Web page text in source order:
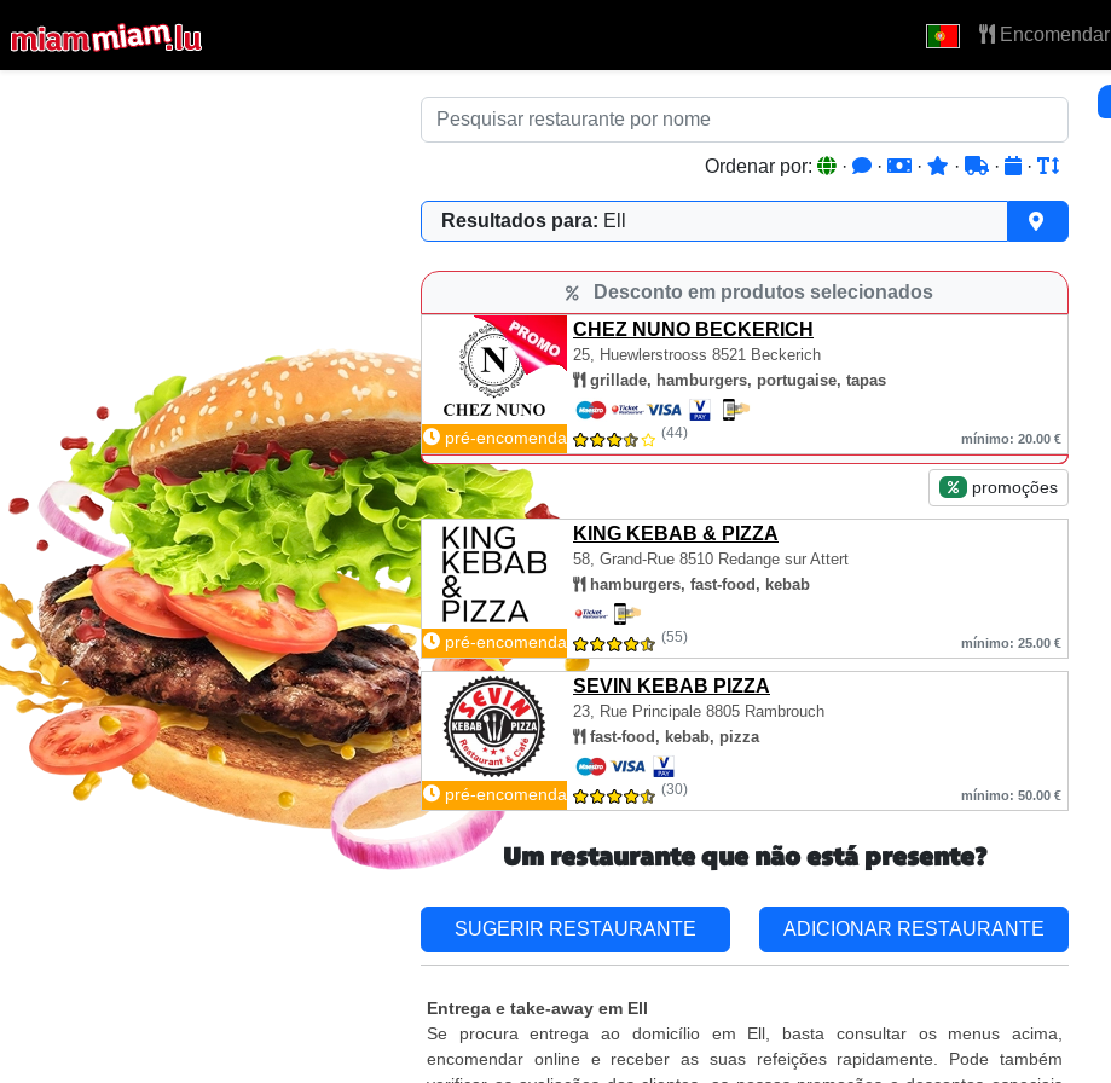
Encomendar
Ordenar por: · · · · · ·
Resultados para: Ell
Desconto em produtos selecionados
CHEZ NUNO BECKERICH
25, Huewlerstrooss 8521 Beckerich
grillade, hamburgers, portugaise, tapas
pré-encomenda (44) mínimo: 20.00 €
promoções
KING KEBAB & PIZZA
58, Grand-Rue 8510 Redange sur Attert
hamburgers, fast-food, kebab
pré-encomenda (55) mínimo: 25.00 €
SEVIN KEBAB PIZZA
23, Rue Principale 8805 Rambrouch
fast-food, kebab, pizza
pré-encomenda (30) mínimo: 50.00 €
Um restaurante que não está presente?
SUGERIR RESTAURANTE ADICIONAR RESTAURANTE
Entrega e take-away em Ell
Se procura entrega ao domicílio em Ell, basta consultar os menus acima,
encomendar online e receber as suas refeições rapidamente. Pode também